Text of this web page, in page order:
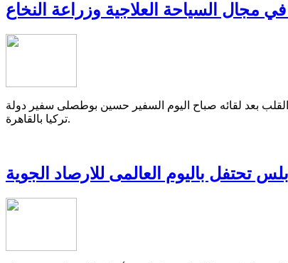
مجال السياحة العلاجية وزراعة النخاع
بعد لقائه صباح اليوم السفير حسين بوطصلى سفير دولة
تركيا بالقاهرة.
تحتفل باليوم العالمى للارصاد الجوية